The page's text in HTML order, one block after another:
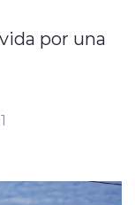
por una